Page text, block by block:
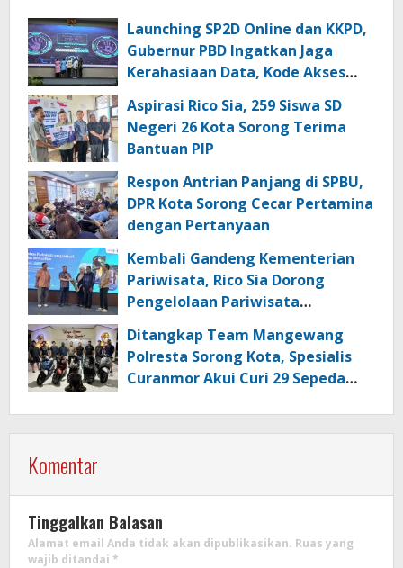
Launching SP2D Online dan KKPD,
Gubernur PBD Ingatkan Jaga
Kerahasiaan Data, Kode Akses
Aspirasi Rico Sia, 259 Siswa SD
Negeri 26 Kota Sorong Terima
Bantuan PIP
Respon Antrian Panjang di SPBU,
DPR Kota Sorong Cecar Pertamina
dengan Pertanyaan
Kembali Gandeng Kementerian
Pariwisata, Rico Sia Dorong
Pengelolaan Pariwisata
Ditangkap Team Mangewang
Polresta Sorong Kota, Spesialis
Curanmor Akui Curi 29 Sepeda
Komentar
Tinggalkan Balasan
Alamat email Anda tidak akan dipublikasikan. Ruas yang
wajib ditandai *